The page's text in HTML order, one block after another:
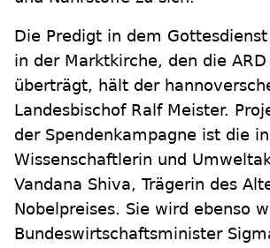
Die Predigt in dem
in der Marktkirche, den die
überträgt, hält der
Landesbischof Ralf Meister.
der Spendenkampagne ist die
Wissenschaftlerin und
Vandana Shiva, Trägerin des
Nobelpreises. Sie wird ebenso
Bundeswirtschaftsminister